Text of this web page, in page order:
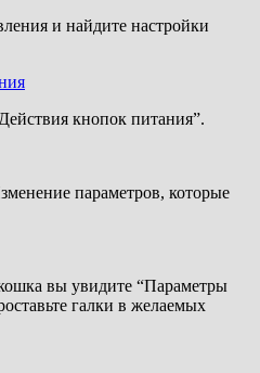
и найдите настройки
кнопок питания”.
параметров, которые
вы увидите “Параметры
галки в желаемых